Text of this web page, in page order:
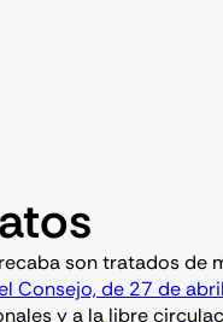
son tratados
Consejo, de 27 de
y a la libre